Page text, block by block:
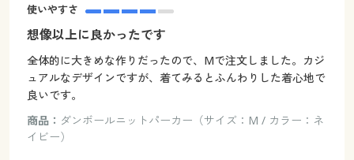
使いやすさ
想像以上に良かったです
全体的に大きめな作りだったので、Mで注文しました。カジ
ュアルなデザインですが、着てみるとふんわりした着心地で
良いです。
商品： ダンボールニットパーカー（サイズ：M / カラー：ネ
イビー）